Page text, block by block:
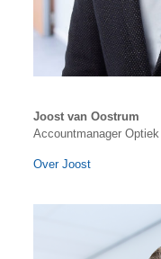
Joost van Oostrum
Accountmanager Optiek
Over Joost